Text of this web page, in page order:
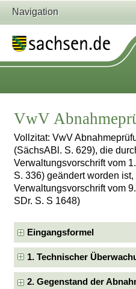
Navigation
VwV
Vollzitat: VwV
(SächsABl. S. 629), die
Verwaltungsvorschrift vom
S. 336) geändert worden
Verwaltungsvorschrift vom
SDr. S. S 1648)
Eingangsformel
1. Technischer
2. Gegenstand der